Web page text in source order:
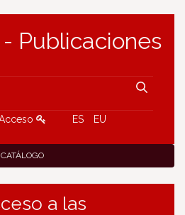
Publicaciones
ES EU
CATÁLOGO
a las